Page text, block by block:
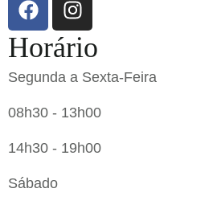
Horário
Segunda a Sexta-Feira
08h30 - 13h00
14h30 - 19h00
Sábado